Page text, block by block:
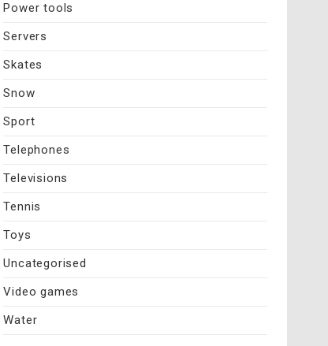
Power tools
Servers
Skates
Snow
Sport
Telephones
Televisions
Tennis
Toys
Uncategorised
Video games
Water